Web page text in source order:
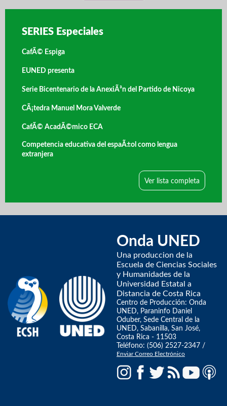
SERIES Especiales
CafÃ© Espiga
EUNED presenta
Serie Bicentenario de la AnexiÃ³n del Partido de Nicoya
CÃ¡tedra Manuel Mora Valverde
CafÃ© AcadÃ©mico ECA
Competencia educativa del espaÃ±ol como lengua
extranjera
Ver lista completa
Onda UNED
Una produccion de la
Escuela de Ciencias Sociales
y Humanidades de la
Universidad Estatal a
Distancia de Costa Rica
Centro de Producción: Onda
UNED, Paraninfo Daniel
Oduber, Sede Central de la
UNED, Sabanilla, San José,
Costa Rica - 11503
Teléfono: (506) 2527-2347 /
Enviar Correo Electrónico